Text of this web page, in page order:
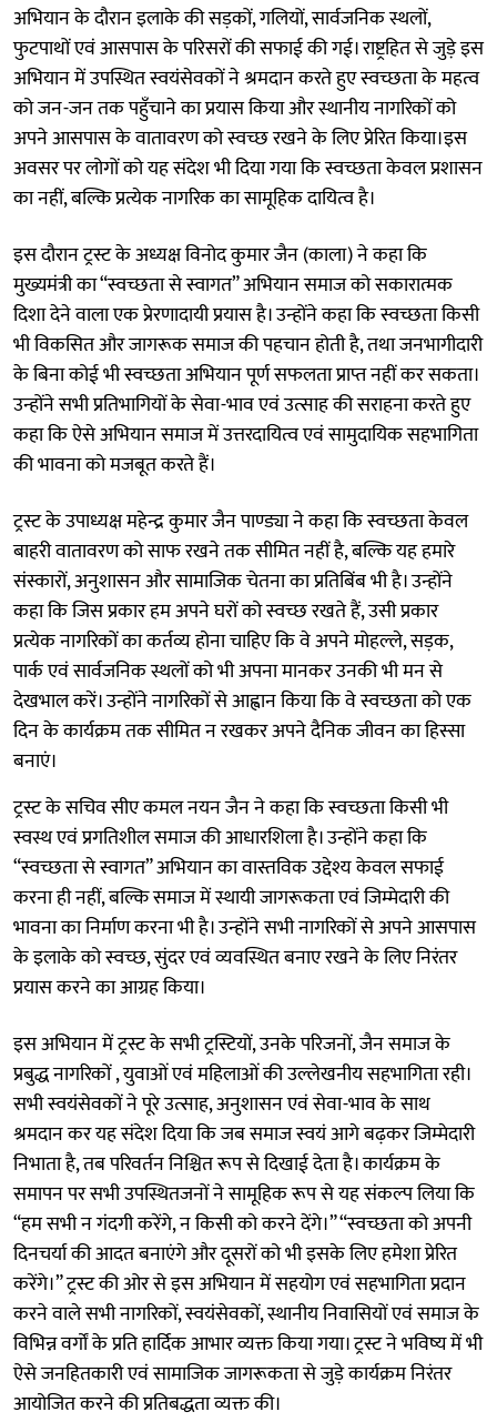
अभियान के दौरान इलाके की सड़कों, गलियों, सार्वजनिक स्थलों,
फुटपाथों एवं आसपास के परिसरों की सफाई की गई। राष्ट्रहित से जुड़े इस
अभियान में उपस्थित स्वयंसेवकों ने श्रमदान करते हुए स्वच्छता के महत्व
को जन-जन तक पहुँचाने का प्रयास किया और स्थानीय नागरिकों को
अपने आसपास के वातावरण को स्वच्छ रखने के लिए प्रेरित किया।इस
अवसर पर लोगों को यह संदेश भी दिया गया कि स्वच्छता केवल प्रशासन
का नहीं, बल्कि प्रत्येक नागरिक का सामूहिक दायित्व है।
इस दौरान ट्रस्ट के अध्यक्ष विनोद कुमार जैन (काला) ने कहा कि
मुख्यमंत्री का “स्वच्छता से स्वागत” अभियान समाज को सकारात्मक
दिशा देने वाला एक प्रेरणादायी प्रयास है। उन्होंने कहा कि स्वच्छता किसी
भी विकसित और जागरूक समाज की पहचान होती है, तथा जनभागीदारी
के बिना कोई भी स्वच्छता अभियान पूर्ण सफलता प्राप्त नहीं कर सकता।
उन्होंने सभी प्रतिभागियों के सेवा-भाव एवं उत्साह की सराहना करते हुए
कहा कि ऐसे अभियान समाज में उत्तरदायित्व एवं सामुदायिक सहभागिता
की भावना को मजबूत करते हैं।
ट्रस्ट के उपाध्यक्ष महेन्द्र कुमार जैन पाण्ड्या ने कहा कि स्वच्छता केवल
बाहरी वातावरण को साफ रखने तक सीमित नहीं है, बल्कि यह हमारे
संस्कारों, अनुशासन और सामाजिक चेतना का प्रतिबिंब भी है। उन्होंने
कहा कि जिस प्रकार हम अपने घरों को स्वच्छ रखते हैं, उसी प्रकार
प्रत्येक नागरिकों का कर्तव्य होना चाहिए कि वे अपने मोहल्ले, सड़क,
पार्क एवं सार्वजनिक स्थलों को भी अपना मानकर उनकी भी मन से
देखभाल करें। उन्होंने नागरिकों से आह्वान किया कि वे स्वच्छता को एक
दिन के कार्यक्रम तक सीमित न रखकर अपने दैनिक जीवन का हिस्सा
बनाएं।
ट्रस्ट के सचिव सीए कमल नयन जैन ने कहा कि स्वच्छता किसी भी
स्वस्थ एवं प्रगतिशील समाज की आधारशिला है। उन्होंने कहा कि
“स्वच्छता से स्वागत” अभियान का वास्तविक उद्देश्य केवल सफाई
करना ही नहीं, बल्कि समाज में स्थायी जागरूकता एवं जिम्मेदारी की
भावना का निर्माण करना भी है। उन्होंने सभी नागरिकों से अपने आसपास
के इलाके को स्वच्छ, सुंदर एवं व्यवस्थित बनाए रखने के लिए निरंतर
प्रयास करने का आग्रह किया।
इस अभियान में ट्रस्ट के सभी ट्रस्टियों, उनके परिजनों, जैन समाज के
प्रबुद्ध नागरिकों , युवाओं एवं महिलाओं की उल्लेखनीय सहभागिता रही।
सभी स्वयंसेवकों ने पूरे उत्साह, अनुशासन एवं सेवा-भाव के साथ
श्रमदान कर यह संदेश दिया कि जब समाज स्वयं आगे बढ़कर जिम्मेदारी
निभाता है, तब परिवर्तन निश्चित रूप से दिखाई देता है। कार्यक्रम के
समापन पर सभी उपस्थितजनों ने सामूहिक रूप से यह संकल्प लिया कि
“हम सभी न गंदगी करेंगे, न किसी को करने देंगे।” “स्वच्छता को अपनी
दिनचर्या की आदत बनाएंगे और दूसरों को भी इसके लिए हमेशा प्रेरित
करेंगे।” ट्रस्ट की ओर से इस अभियान में सहयोग एवं सहभागिता प्रदान
करने वाले सभी नागरिकों, स्वयंसेवकों, स्थानीय निवासियों एवं समाज के
विभिन्न वर्गों के प्रति हार्दिक आभार व्यक्त किया गया। ट्रस्ट ने भविष्य में भी
ऐसे जनहितकारी एवं सामाजिक जागरूकता से जुड़े कार्यक्रम निरंतर
आयोजित करने की प्रतिबद्धता व्यक्त की।